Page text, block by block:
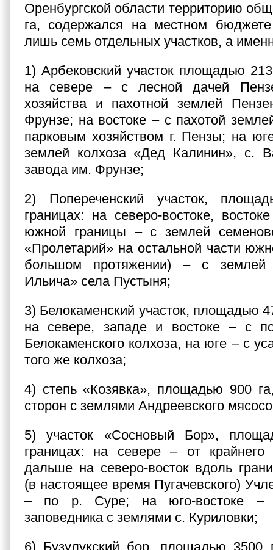
Оренбургской области территорию
га, содержался на местном
лишь семь отдельных участков, а
1) Арбековский участок площадью
на севере – с лесной дачей
хозяйства и пахотной землей
Фрунзе; на востоке – с пахотой
парковым хозяйством г. Пензы; на
землей колхоза «Дед Калинин», с.
завода им. Фрунзе;
2) Попереченский участок,
границах: на северо-востоке,
южной границы – с землей
«Пролетарий» на остальной части
большом протяжении) – с землей
Ильича» села Пустыня;
3) Белокаменский участок, площадью
на севере, западе и востоке – с
Белокаменского колхоза, на юге – с
того же колхоза;
4) степь «Козявка», площадью 900
сторон с землями Андреевского
5) участок «Сосновый Бор»,
границах: на севере – от крайнего
дальше на северо-восток вдоль
(в настоящее время Пугачевского)
– по р. Суре; на юго-востоке –
заповедника с землями с. Куриловки;
6) Бузулукский бор, площадью 3500